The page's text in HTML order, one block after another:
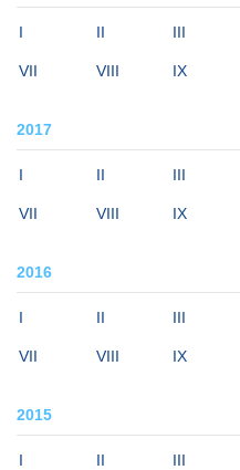
I II III
VII VIII IX
2017
I II III
VII VIII IX
2016
I II III
VII VIII IX
2015
I II III